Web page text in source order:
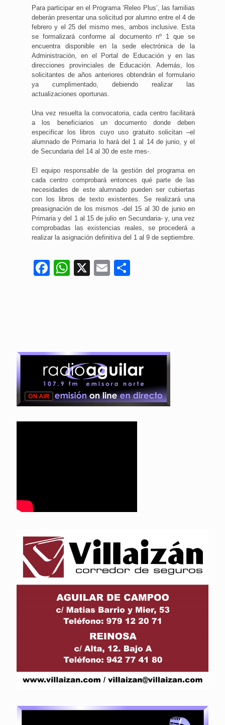
Para participar en el Programa ‘Releo Plus’, las familias
deberán presentar una solicitud por alumno entre el 4 de
febrero y el 25 del mismo mes, ambos inclusive. Esta
se formalizará conforme al documento nº 1 que se
encuentra disponible en la sede electrónica de la
Administración, en el Portal de Educación y en las
direcciones provinciales de Educación. Además, los
solicitantes de años anteriores obtendrán el formulario
ya cumplimentado, debiendo realizar las
actualizaciones oportunas.
Una vez resuelta la convocatoria, cada centro facilitará
a los beneficiarios un documento donde deben
especificar los libros cuyo uso gratuito solicitan –el
alumnado de Primaria lo hará del 1 al 14 de junio, y el
de Secundaria del 14 al 30 de este mes-.
El equipo responsable de la gestión del programa en
cada centro comprobará entonces qué parte de las
necesidades de este alumnado pueden ser cubiertas
con los libros de texto existentes. Se realizará una
preasignación de los mismos -del 15 al 30 de junio en
Primaria y del 1 al 15 de julio en Secundaria- y, una vez
comprobadas las existencias reales, se procederá a
realizar la asignación definitiva del 1 al 9 de septiembre.
Facebook
WhatsApp
X Email